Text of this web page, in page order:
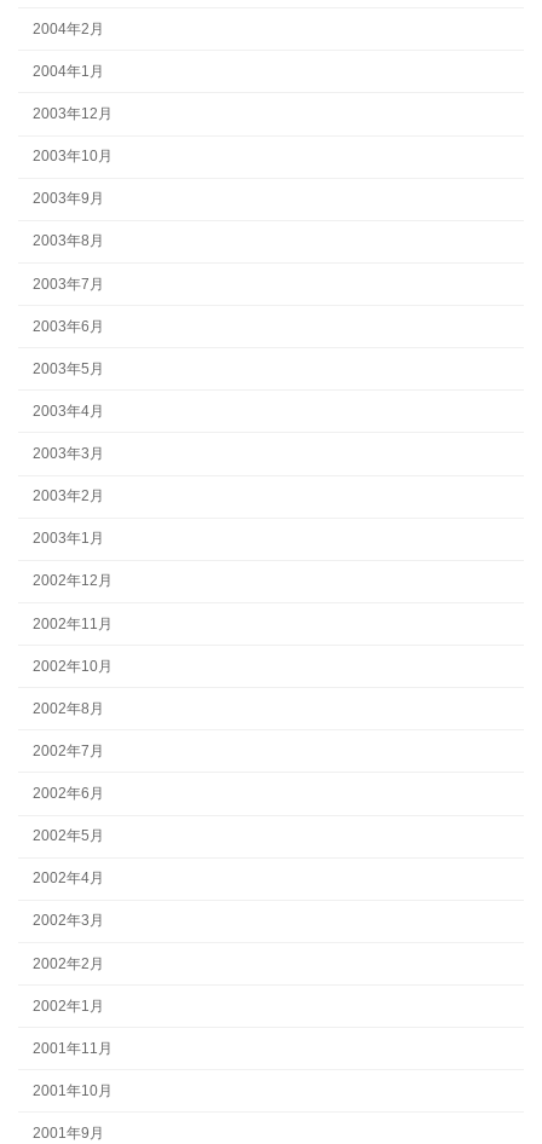
2004年2月
2004年1月
2003年12月
2003年10月
2003年9月
2003年8月
2003年7月
2003年6月
2003年5月
2003年4月
2003年3月
2003年2月
2003年1月
2002年12月
2002年11月
2002年10月
2002年8月
2002年7月
2002年6月
2002年5月
2002年4月
2002年3月
2002年2月
2002年1月
2001年11月
2001年10月
2001年9月